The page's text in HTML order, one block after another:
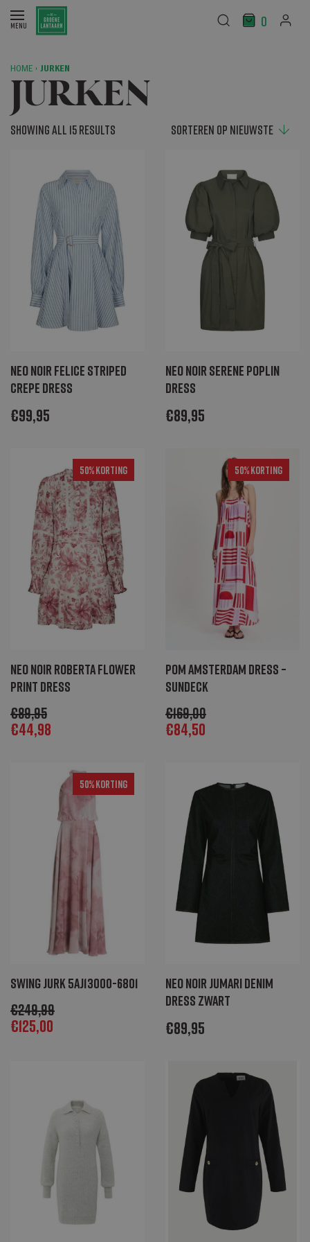
0
HOME › JURKEN
JURKEN
Showing all 15 results
Neo Noir Felice striped
crepe dress
€99,95
Neo Noir Serene poplin
dress
€89,95
50% Korting
Neo Noir Roberta flower
print dress
€89,95
€44,98
50% Korting
POM Amsterdam DRESS –
Sundeck
€169,00
€84,50
50% Korting
Swing jurk 5AJ13000-6801
€249,99
€125,00
Neo Noir Jumari denim
dress zwart
€89,95